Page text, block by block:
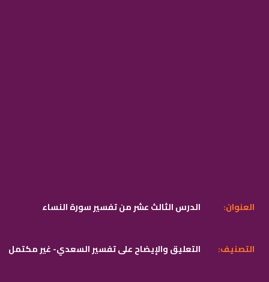
الدرس الثالث عشر من تفسير سورة النساء :العنوان
التعليق والإيضاح على تفسير السعدي- غير مكتمل :التصنيف